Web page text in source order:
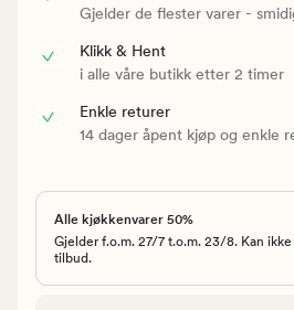
Gjelder de flester varer -
Klikk & Hent
i alle våre butikk etter 2 timer
Enkle returer
14 dager åpent kjøp og enkle
Alle kjøkkenvarer 50%
Gjelder f.o.m. 27/7 t.o.m. 23/8. Kan
tilbud.